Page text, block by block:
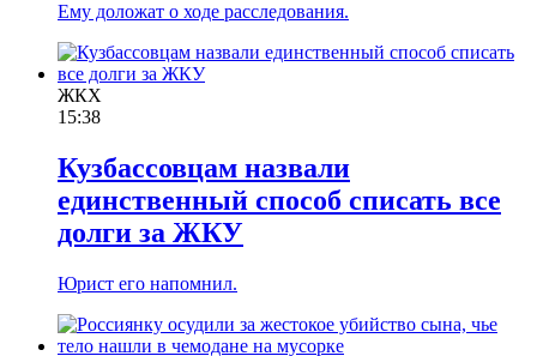
Ему доложат о ходе расследования.
ЖКХ
15:38
Кузбассовцам назвали
единственный способ списать все
долги за ЖКУ
Юрист его напомнил.